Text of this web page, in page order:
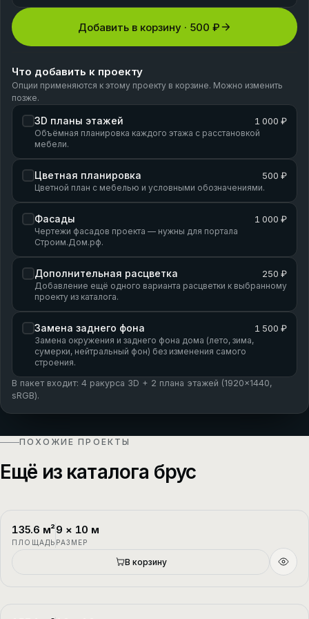
Добавить в корзину · 500 ₽
Что добавить к проекту
Опции применяются к этому проекту в корзине. Можно изменить
позже.
3D планы этажей 1 000 ₽
Объёмная планировка каждого этажа с расстановкой
мебели.
Цветная планировка 500 ₽
Цветной план с мебелью и условными обозначениями.
Фасады 1 000 ₽
Чертежи фасадов проекта — нужны для портала
Строим.Дом.рф.
Дополнительная расцветка 250 ₽
Добавление ещё одного варианта расцветки к выбранному
проекту из каталога.
Замена заднего фона 1 500 ₽
Замена окружения и заднего фона дома (лето, зима,
сумерки, нейтральный фон) без изменения самого
строения.
В пакет входит: 4 ракурса 3D + 2 плана этажей (1920×1440,
sRGB).
ПОХОЖИЕ ПРОЕКТЫ
Ещё из каталога брус
П-1
135.6 м²
ПЛОЩАДЬ
9 × 10 м
РАЗМЕР
В корзину